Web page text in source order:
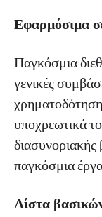
Εφαρμόσιμα
Παγκόσμια
γενικές
υποχρεωτικά
διασυνοριακής
παγκόσμια
Λίστα